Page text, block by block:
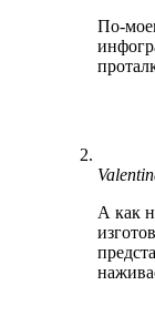
По-
А как